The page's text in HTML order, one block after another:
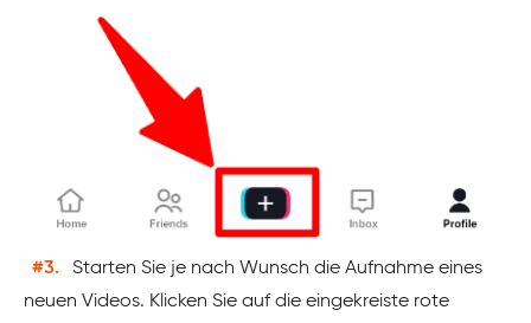
#3.
Starten Sie je nach Wunsch die Aufnahme eines
neuen Videos. Klicken Sie auf die eingekreiste rote